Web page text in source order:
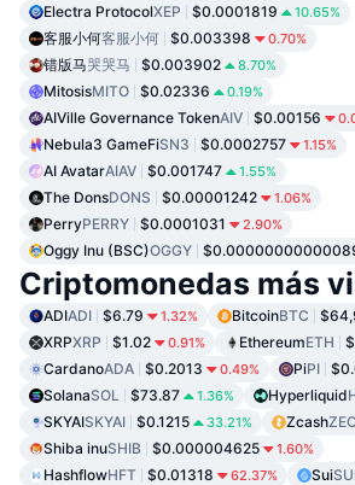
Electra ProtocolXEP $0.0001819 10.65%
客服小何客服小何 $0.003398 0.70%
错版马哭哭马 $0.003902 8.70%
MitosisMITO $0.02336 0.19%
AIVille Governance TokenAIV $0.00156
Nebula3 GameFiSN3 $0.0002757 1.15%
AI AvatarAIAV $0.001747 1.55%
The DonsDONS $0.00001242 1.06%
PerryPERRY $0.0001031 2.90%
Oggy Inu (BSC)OGGY
Criptomonedas más
ADIADI $6.79 1.32% BitcoinBTC
XRPXRP $1.02 0.91% EthereumETH
CardanoADA $0.2013 0.49% PiPI
SolanaSOL $73.87 1.36% Hyperliquid
SKYAISKYAI $0.1215 33.21% ZcashZEC
Shiba inuSHIB $0.000004625 1.60%
HashflowHFT $0.01318 62.37% Sui